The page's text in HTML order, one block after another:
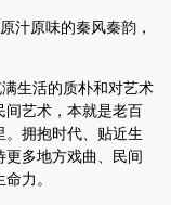
原味的秦风秦韵，
生活的质朴和对艺术
间艺术，本就是老百
拥抱时代、贴近生
多地方戏曲、民间
力。